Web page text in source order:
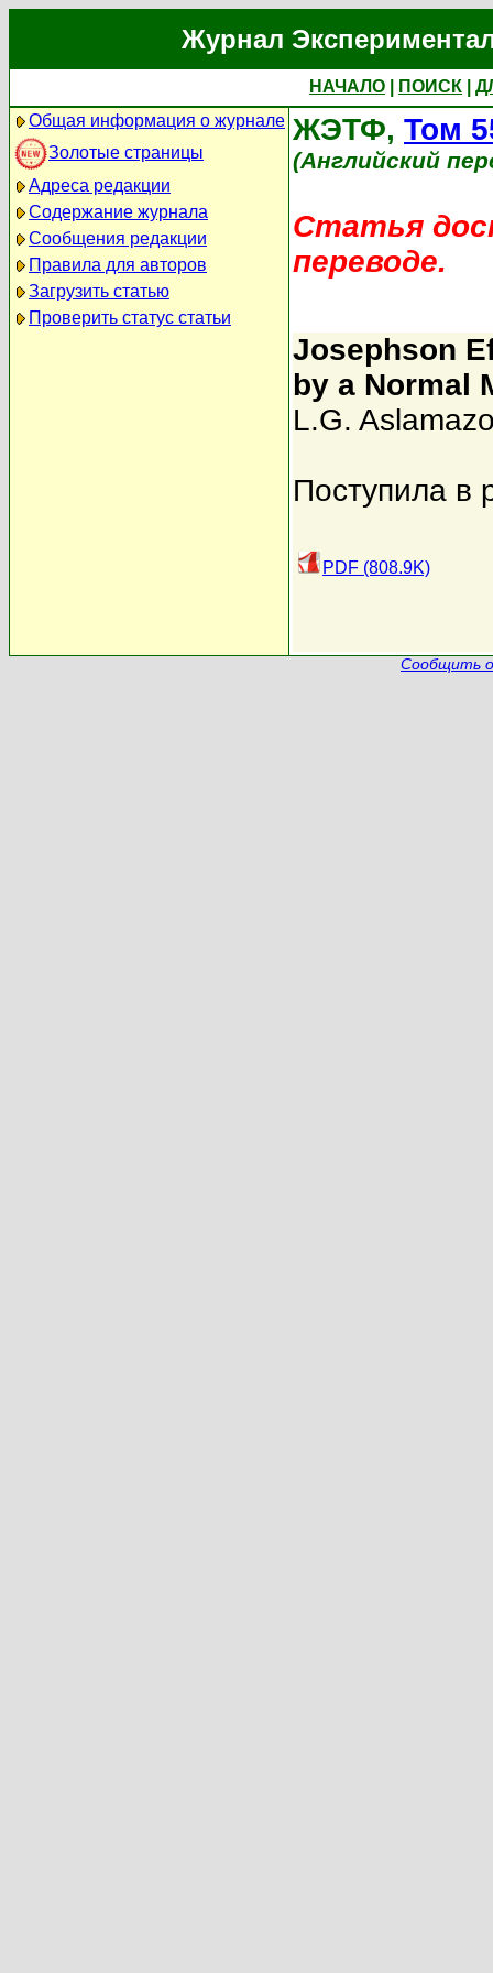
Журнал
НАЧАЛО ПОИСК
Общая информация о журнале
Золотые страницы
Адреса редакции
Содержание журнала
Сообщения редакции
Правила для авторов
Загрузить статью
Проверить статус статьи
ЖЭТФ, Том
(Английский
Статья
переводе.
Josephson
by a Normal
L.G.
Поступила в
PDF (808.9K)
Сообщить о